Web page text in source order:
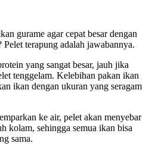
gurame agar cepat besar dengan
terapung adalah jawabannya.
yang sangat besar, jauh jika
tenggelam. Kelebihan pakan ikan
ikan dengan ukuran yang seragam
ke air, pelet akan menyebar
kolam, sehingga semua ikan bisa
sama.